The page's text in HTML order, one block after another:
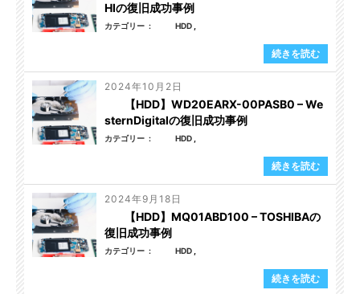
HIの復旧成功事例
カテゴリー HDD
続きを読む
2024年10月2日
【HDD】WD20EARX-00PASB0 – We
sternDigitalの復旧成功事例
カテゴリー HDD
続きを読む
2024年9月18日
【HDD】MQ01ABD100 – TOSHIBAの
復旧成功事例
カテゴリー HDD
続きを読む